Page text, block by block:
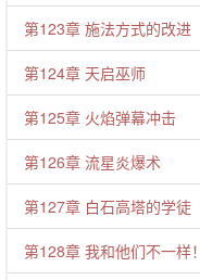
第123章 施法方式的改进
第124章 天启巫师
第125章 火焰弹幕冲击
第126章 流星炎爆术
第127章 白石高塔的学徒
第128章 我和他们不一样！